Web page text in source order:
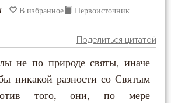
В избранное Первоисточник
Поделиться цитатой
не по природе святы, иначе
никакой разности со Святым
того, они, по мере